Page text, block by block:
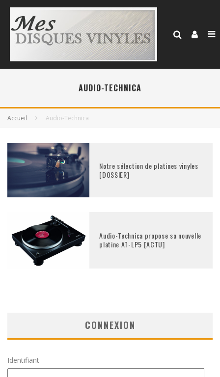
AUDIO-TECHNICA
Accueil Audio-Technica
Notre sélection de platines vinyles
[DOSSIER]
Audio-Technica propose sa nouvelle
platine AT-LP5 [ACTU]
CONNEXION
Identifiant